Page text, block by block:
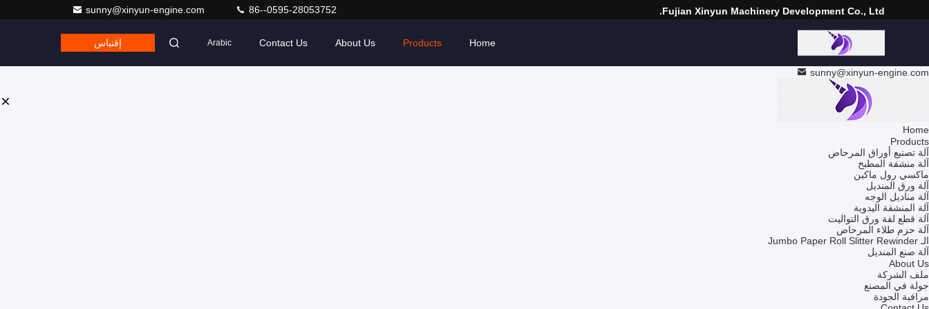
Fujian Xinyun Machinery Development Co., Ltd.
sunny@xinyun-engine.com 86--0595-28053752
Home
Products
About Us
Contact Us
Arabic إقتباس
sunny@xinyun-engine.com
Home
Products
آلة تصنيع أوراق المرحاض
آلة منشفة المطبخ
ماكسي رول ماكين
آلة ورق المنديل
آلة مناديل الوجه
آلة المنشفة اليدوية
آلة قطع لفة ورق التواليت
آلة حزم طلاء المرحاض
الـ Jumbo Paper Roll Slitter Rewinder
آلة صنع المنديل
About Us
ملف الشركة
جولة في المصنع
مراقبة الجودة